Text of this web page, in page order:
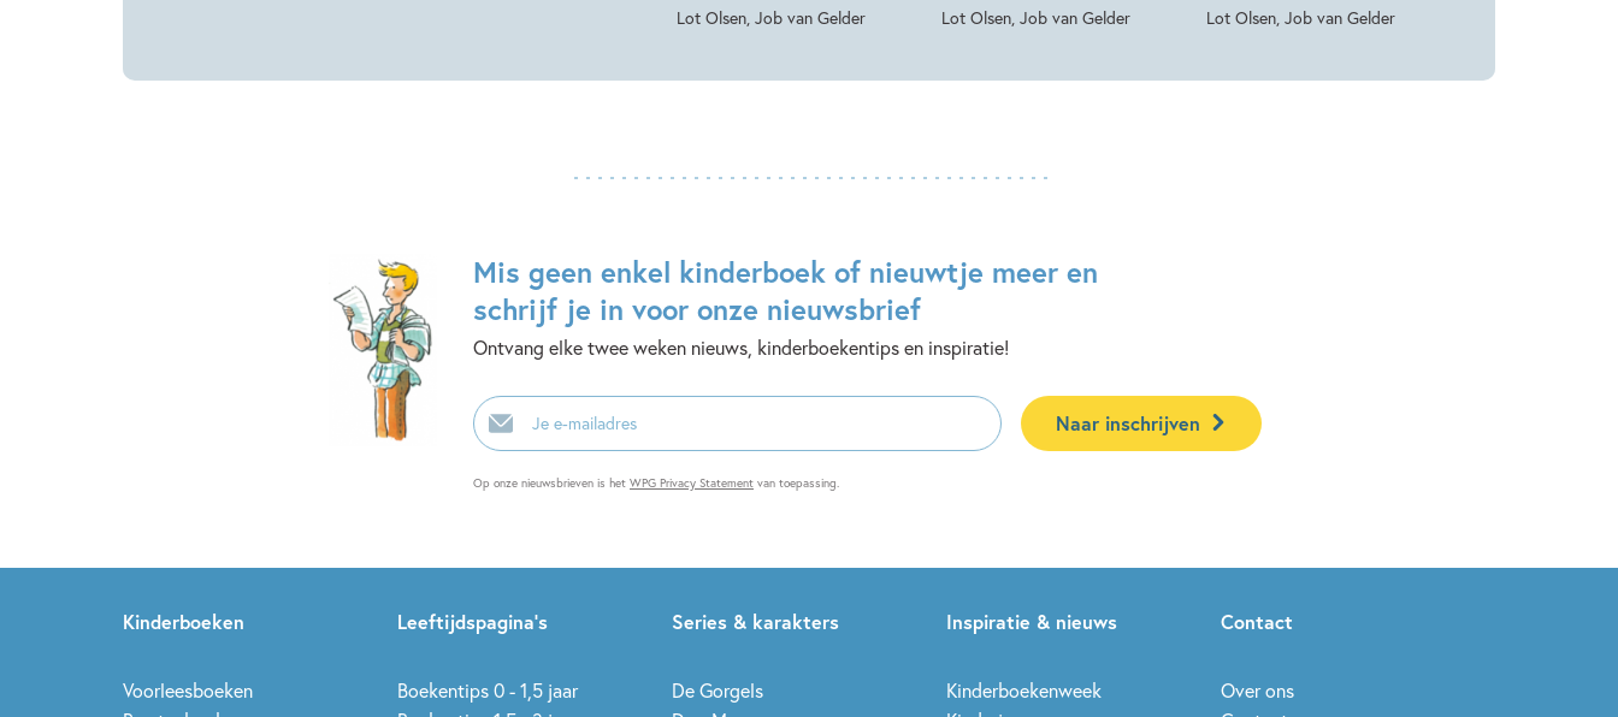
Lot Olsen, Job van Gelder Lot Olsen, Job van Gelder Lot Olsen, Job van Gelder
Mis geen enkel kinderboek of nieuwtje meer en
schrijf je in voor onze nieuwsbrief
Ontvang elke twee weken nieuws, kinderboekentips en inspiratie!
E-
mailadres
Naar inschrijven
Op onze nieuwsbrieven is het WPG Privacy Statement van toepassing.
Kinderboeken
Voorleesboeken
Leeftijdspagina’s
Boekentips 0 - 1,5 jaar
Series & karakters
De Gorgels
Inspiratie & nieuws
Kinderboekenweek
Contact
Over ons